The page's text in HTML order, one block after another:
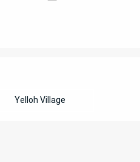
Yelloh Village